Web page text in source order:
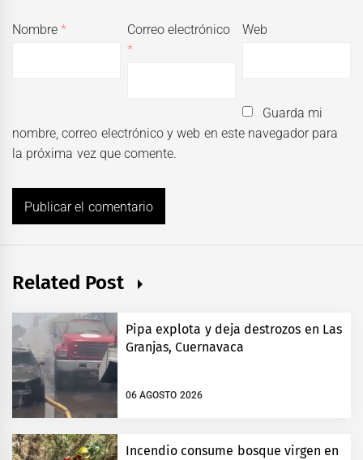
Nombre*
Correo electrónico
*
Web
Guarda mi
nombre, correo electrónico y web en este navegador para
la próxima vez que comente.
Related Post
Pipa explota y deja destrozos en Las
Granjas, Cuernavaca
06 AGOSTO 2026
Incendio consume bosque virgen en